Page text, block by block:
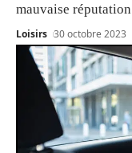
mauvaise réputation
Loisirs 30 octobre 2023